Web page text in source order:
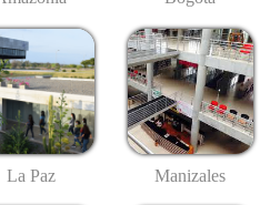
La Paz Manizales